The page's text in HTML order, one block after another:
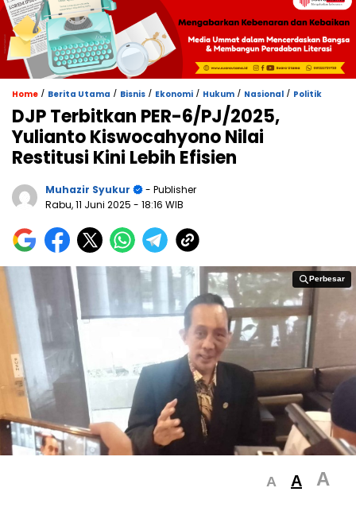
Home / Berita Utama / Bisnis / Ekonomi / Hukum / Nasional / Politik
DJP Terbitkan PER-6/PJ/2025,
Yulianto Kiswocahyono Nilai
Restitusi Kini Lebih Efisien
Muhazir Syukur
- Publisher
Rabu, 11 Juni 2025 - 18:16 WIB
Perbesar
Perbesar
A A A